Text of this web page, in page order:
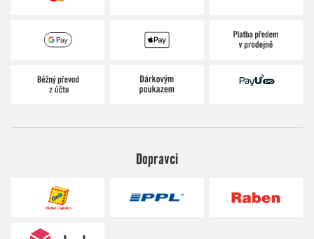
Dopravci